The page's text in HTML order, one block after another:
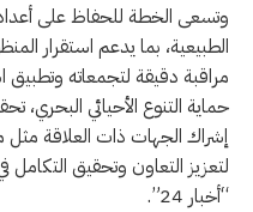
وتسعى الخطة للحفاظ على
الطبيعية، بما يدعم استقرار
مراقبة دقيقة لتجمعاته
حماية التنوع الأحيائي البحري،
إشراك الجهات ذات العلاقة
لتعزيز التعاون وتحقيق
“أخبار 24”.